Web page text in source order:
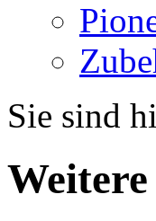
Sie sind